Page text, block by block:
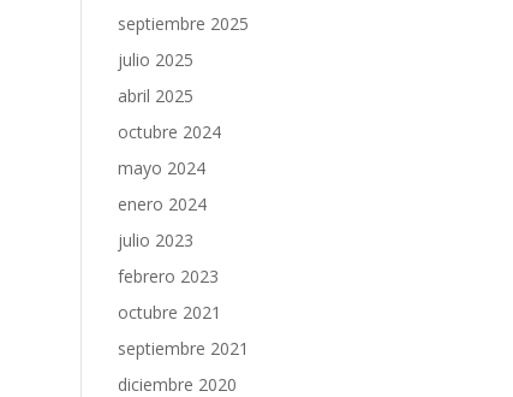
septiembre 2025
julio 2025
abril 2025
octubre 2024
mayo 2024
enero 2024
julio 2023
febrero 2023
octubre 2021
septiembre 2021
diciembre 2020